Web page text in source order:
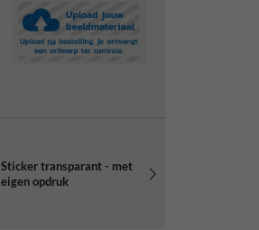
Sticker transparant - met
eigen opdruk